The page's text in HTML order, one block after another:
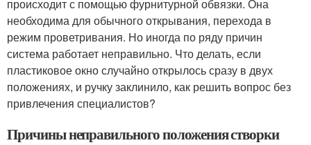
происходит с помощью фурнитурной обвязки. Она
необходима для обычного открывания, перехода в
режим проветривания. Но иногда по ряду причин
система работает неправильно. Что делать, если
пластиковое окно случайно открылось сразу в двух
положениях, и ручку заклинило, как решить вопрос без
привлечения специалистов?
Причины неправильного положения створки